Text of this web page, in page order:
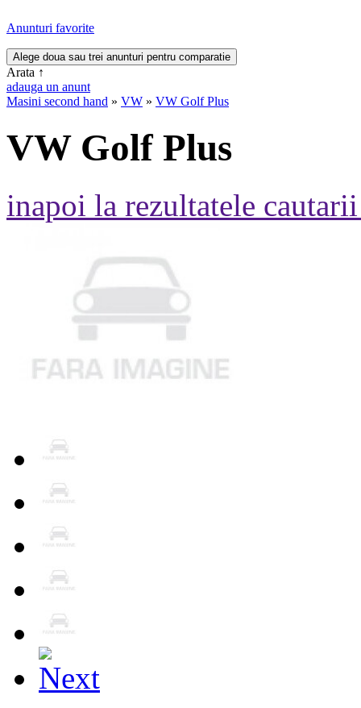
Anunturi favorite
Arata ↑
adauga un anunt
Masini second hand » VW » VW Golf Plus
VW Golf Plus
inapoi la rezultatele